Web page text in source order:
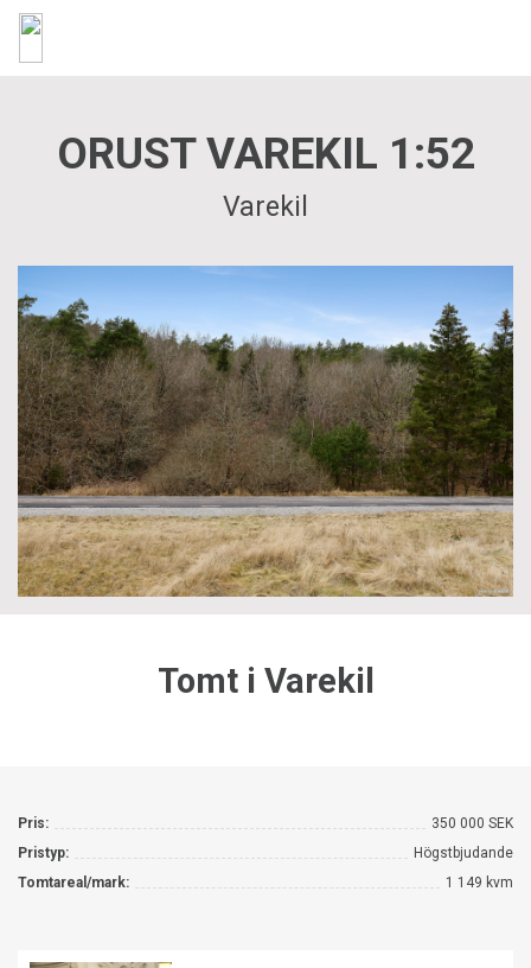
ORUST VAREKIL 1:52
Varekil
Tomt i Varekil
Pris:
350 000 SEK
Pristyp:
Högstbjudande
Tomtareal/mark:
1 149 kvm